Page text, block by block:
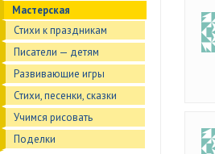
Мастерская
Стихи к праздникам
Писатели — детям
Развивающие игры
Стихи, песенки, сказки
Учимся рисовать
Поделки